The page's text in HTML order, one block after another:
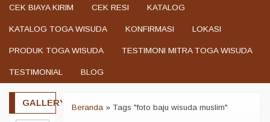
CEK BIAYA KIRIM CEK RESI KATALOG
KATALOG TOGA WISUDA KONFIRMASI LOKASI
PRODUK TOGA WISUDA TESTIMONI MITRA TOGA WISUDA
TESTIMONIAL BLOG
Beranda» Tags "foto baju wisuda muslim"
GALLERY